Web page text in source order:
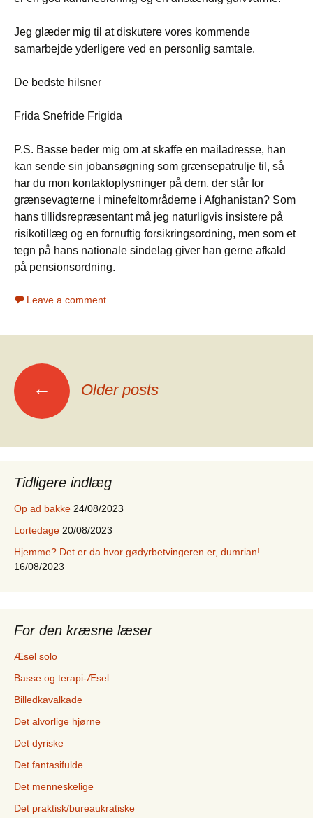
Jeg glæder mig til at diskutere vores kommende
samarbejde yderligere ved en personlig samtale.
De bedste hilsner
Frida Snefride Frigida
P.S. Basse beder mig om at skaffe en mailadresse, han
kan sende sin jobansøgning som grænsepatrulje til, så
har du mon kontaktoplysninger på dem, der står for
grænsevagterne i minefeltområderne i Afghanistan? Som
hans tillidsrepræsentant må jeg naturligvis insistere på
risikotillæg og en fornuftig forsikringsordning, men som et
tegn på hans nationale sindelag giver han gerne afkald
på pensionsordning.
Leave a comment
Posts
navigation
← Older posts
Tidligere indlæg
Op ad bakke 24/08/2023
Lortedage 20/08/2023
Hjemme? Det er da hvor gødyrbetvingeren er, dumrian!
16/08/2023
For den kræsne læser
Æsel solo
Basse og terapi-Æsel
Billedkavalkade
Det alvorlige hjørne
Det dyriske
Det fantasifulde
Det menneskelige
Det praktisk/bureaukratiske